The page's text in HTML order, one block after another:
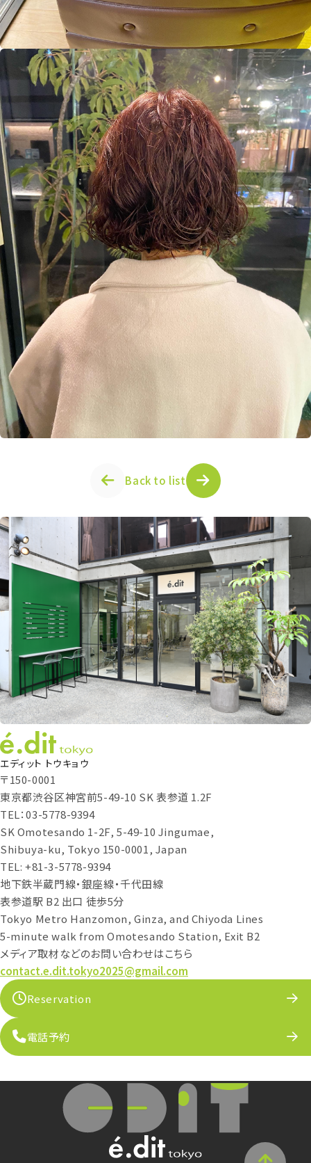
Back to list
エディット トウキョウ
〒150-0001
東京都渋谷区神宮前5-49-10 SK 表参道 1.2F
TEL：03-5778-9394
SK Omotesando 1-2F, 5-49-10 Jingumae,
Shibuya-ku, Tokyo 150-0001, Japan
TEL: +81-3-5778-9394
地下鉄半蔵門線・銀座線・千代田線
表参道駅 B2 出口 徒歩5分
Tokyo Metro Hanzomon, Ginza, and Chiyoda Lines
5-minute walk from Omotesando Station, Exit B2
メディア取材などのお問い合わせはこちら
contact.e.dit.tokyo2025@gmail.com
Reservation
電話予約